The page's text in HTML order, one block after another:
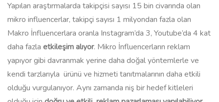
Yapılan araştırmalarda takipçisi sayısı 15 bin civarında olan
mikro influencerlar, takipçi sayısı 1 milyondan fazla olan
Makro İnfluencerlara oranla Instagram’da 3, Youtube’da 4 kat
daha fazla etkileşim alıyor. Mikro İnfluencerların reklam
yapıyor gibi davranmak yerine daha doğal yöntemlerle ve
kendi tarzlarıyla ürünü ve hizmeti tanıtmalarının daha etkili
olduğu vurgulanıyor. Aynı zamanda niş bir hedef kitleleri